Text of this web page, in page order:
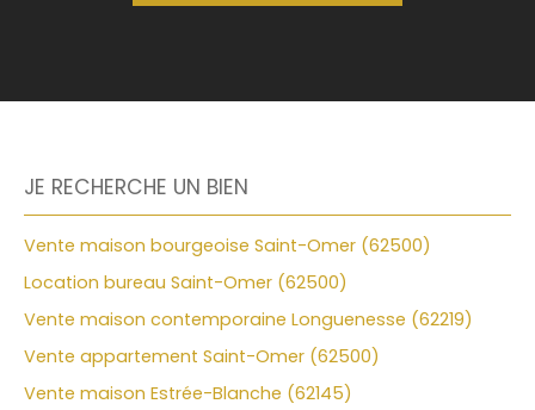
JE RECHERCHE UN BIEN
Vente maison bourgeoise Saint-Omer (62500)
Location bureau Saint-Omer (62500)
Vente maison contemporaine Longuenesse (62219)
Vente appartement Saint-Omer (62500)
Vente maison Estrée-Blanche (62145)